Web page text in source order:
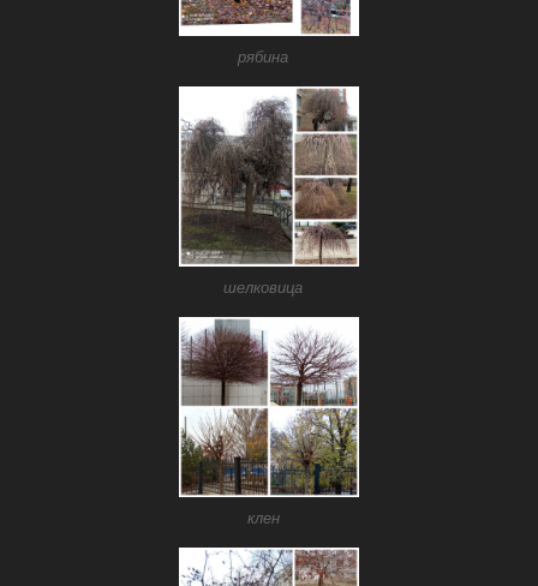
рябина
шелковица
клен